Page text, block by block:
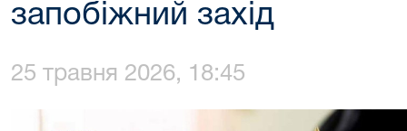
запобіжний захід
25 травня 2026, 18:45